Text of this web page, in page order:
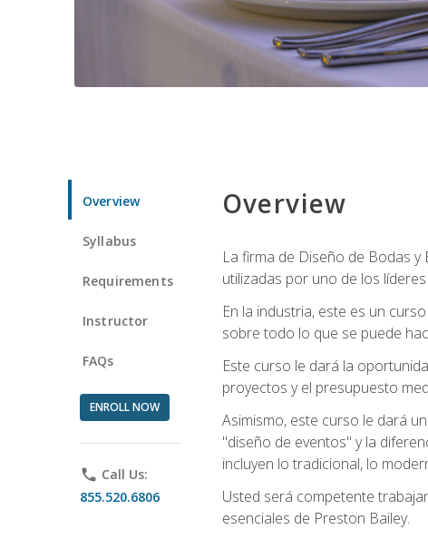
Overview
Syllabus
Requirements
Instructor
FAQs
ENROLL NOW
phone Call Us:
855.520.6806
Overview
La firma de Diseño de Bodas
utilizadas por uno de los
En la industria, este es un
sobre todo lo que se puede
Este curso le dará la
proyectos y el presupuesto
Asimismo, este curso le dará
"diseño de eventos" y la
incluyen lo tradicional, lo
Usted será competente
esenciales de Preston Bailey.